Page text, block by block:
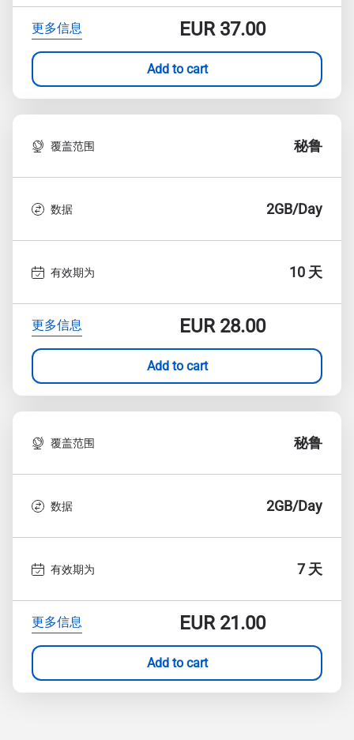
更多信息 EUR37.00
Add to cart
覆盖范围 秘鲁
数据 2GB/Day
有效期为 10 天
更多信息 EUR28.00
Add to cart
覆盖范围 秘鲁
数据 2GB/Day
有效期为 7 天
更多信息 EUR21.00
Add to cart